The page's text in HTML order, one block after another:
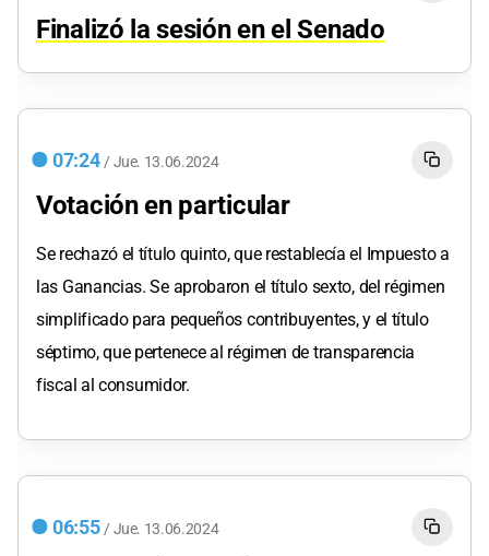
Finalizó la sesión en el Senado
07:24 / Jue. 13.06.2024
Votación en particular
Se rechazó el título quinto, que restablecía el Impuesto a
las Ganancias. Se aprobaron el título sexto, del régimen
simplificado para pequeños contribuyentes, y el título
séptimo, que pertenece al régimen de transparencia
fiscal al consumidor.
06:55 / Jue. 13.06.2024